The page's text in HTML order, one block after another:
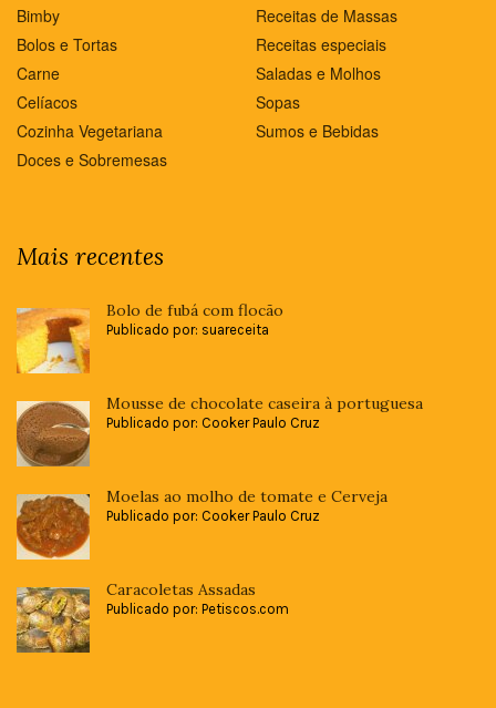
Bimby
Bolos e Tortas
Carne
Celíacos
Cozinha Vegetariana
Doces e Sobremesas
Receitas de Massas
Receitas especiais
Saladas e Molhos
Sopas
Sumos e Bebidas
Mais recentes
Bolo de fubá com flocão
Publicado por: suareceita
Mousse de chocolate caseira à portuguesa
Publicado por: Cooker Paulo Cruz
Moelas ao molho de tomate e Cerveja
Publicado por: Cooker Paulo Cruz
Caracoletas Assadas
Publicado por: Petiscos.com